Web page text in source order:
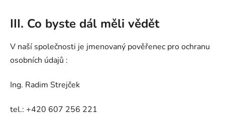
III. Co byste dál měli vědět
V naší společnosti je jmenovaný pověřenec pro ochranu
osobních údajů :
Ing. Radim Strejček
tel.: +420 607 256 221